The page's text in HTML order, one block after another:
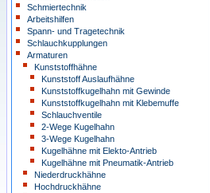
Schmiertechnik
Arbeitshilfen
Spann- und Tragetechnik
Schlauchkupplungen
Armaturen
Kunststoffhähne
Kunststoff Auslaufhähne
Kunststoffkugelhahn mit Gewinde
Kunststoffkugelhahn mit Klebemuffe
Schlauchventile
2-Wege Kugelhahn
3-Wege Kugelhahn
Kugelhähne mit Elekto-Antrieb
Kugelhähne mit Pneumatik-Antrieb
Niederdruckhähne
Hochdruckhähne